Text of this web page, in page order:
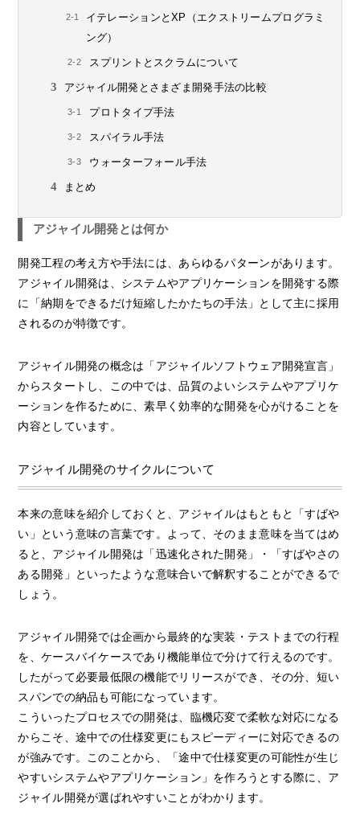
イテレーションとXP（エクストリームプログラミ
ング）
スプリントとスクラムについて
アジャイル開発とさまざま開発手法の比較
プロトタイプ手法
スパイラル手法
ウォーターフォール手法
まとめ
アジャイル開発とは何か
開発工程の考え方や手法には、あらゆるパターンがあります。
アジャイル開発は、システムやアプリケーションを開発する際
に「納期をできるだけ短縮したかたちの手法」として主に採用
されるのが特徴です。
アジャイル開発の概念は「アジャイルソフトウェア開発宣言」
からスタートし、この中では、品質のよいシステムやアプリケ
ーションを作るために、素早く効率的な開発を心がけることを
内容としています。
アジャイル開発のサイクルについて
本来の意味を紹介しておくと、アジャイルはもともと「すばや
い」という意味の言葉です。よって、そのまま意味を当てはめ
ると、アジャイル開発は「迅速化された開発」・「すばやさの
ある開発」といったような意味合いで解釈することができるで
しょう。
アジャイル開発では企画から最終的な実装・テストまでの行程
を、ケースバイケースであり機能単位で分けて行えるのです。
したがって必要最低限の機能でリリースができ、その分、短い
スパンでの納品も可能になっています。
こういったプロセスでの開発は、臨機応変で柔軟な対応になる
からこそ、途中での仕様変更にもスピーディーに対応できるの
が強みです。このことから、「途中で仕様変更の可能性が生じ
やすいシステムやアプリケーション」を作ろうとする際に、ア
ジャイル開発が選ばれやすいことがわかります。